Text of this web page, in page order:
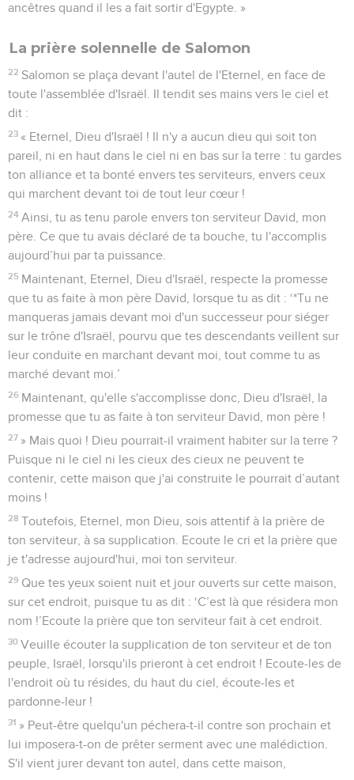
ancêtres quand il les a fait sortir d'Egypte. »
La prière solennelle de Salomon
22 Salomon se plaça devant l'autel de l'Eternel, en face de
toute l'assemblée d'Israël. Il tendit ses mains vers le ciel et
dit :
23 « Eternel, Dieu d'Israël ! Il n'y a aucun dieu qui soit ton
pareil, ni en haut dans le ciel ni en bas sur la terre : tu gardes
ton alliance et ta bonté envers tes serviteurs, envers ceux
qui marchent devant toi de tout leur cœur !
24 Ainsi, tu as tenu parole envers ton serviteur David, mon
père. Ce que tu avais déclaré de ta bouche, tu l'accomplis
aujourd’hui par ta puissance.
25 Maintenant, Eternel, Dieu d'Israël, respecte la promesse
que tu as faite à mon père David, lorsque tu as dit : ‘*Tu ne
manqueras jamais devant moi d'un successeur pour siéger
sur le trône d'Israël, pourvu que tes descendants veillent sur
leur conduite en marchant devant moi, tout comme tu as
marché devant moi.’
26 Maintenant, qu'elle s'accomplisse donc, Dieu d'Israël, la
promesse que tu as faite à ton serviteur David, mon père !
27 » Mais quoi ! Dieu pourrait-il vraiment habiter sur la terre ?
Puisque ni le ciel ni les cieux des cieux ne peuvent te
contenir, cette maison que j'ai construite le pourrait d’autant
moins !
28 Toutefois, Eternel, mon Dieu, sois attentif à la prière de
ton serviteur, à sa supplication. Ecoute le cri et la prière que
je t'adresse aujourd'hui, moi ton serviteur.
29 Que tes yeux soient nuit et jour ouverts sur cette maison,
sur cet endroit, puisque tu as dit : ‘C’est là que résidera mon
nom !’Ecoute la prière que ton serviteur fait à cet endroit.
30 Veuille écouter la supplication de ton serviteur et de ton
peuple, Israël, lorsqu'ils prieront à cet endroit ! Ecoute-les de
l'endroit où tu résides, du haut du ciel, écoute-les et
pardonne-leur !
31 » Peut-être quelqu'un péchera-t-il contre son prochain et
lui imposera-t-on de prêter serment avec une malédiction.
S'il vient jurer devant ton autel, dans cette maison,